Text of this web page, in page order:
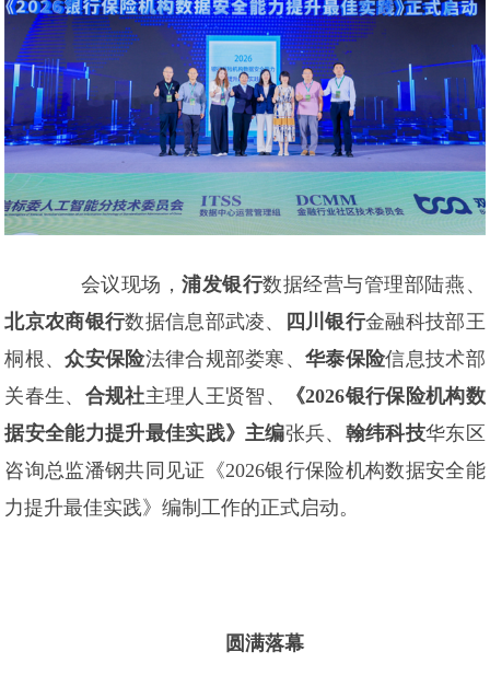
会议现场，浦发银行数据经营与管理部陆燕、
北京农商银行数据信息部武凌、 四川银行金融科技部王
桐根、众安保险法律合规部娄寒、华泰保险信息技术部
关春生、 合规社主理人王贤智、
《2026银行保险机构数
据安全能力提升最佳实践》主编张兵、 翰纬科技华东区
咨询总监潘钢共同见证《2026银行保险机构数据安全能
力提升最佳实践》编制工作的正式启动。
圆满落幕